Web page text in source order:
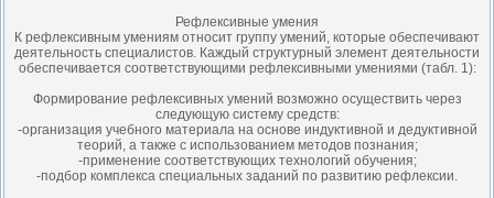
Рефлексивные умения
К рефлексивным умениям относит группу умений, которые обеспечивают
деятельность специалистов. Каждый структурный элемент деятельности
обеспечивается соответствующими рефлексивными умениями (табл. 1):
Формирование рефлексивных умений возможно осуществить через
следующую систему средств:
-организация учебного материала на основе индуктивной и дедуктивной
теорий, а также с использованием методов познания;
-применение соответствующих технологий обучения;
-подбор комплекса специальных заданий по развитию рефлексии.